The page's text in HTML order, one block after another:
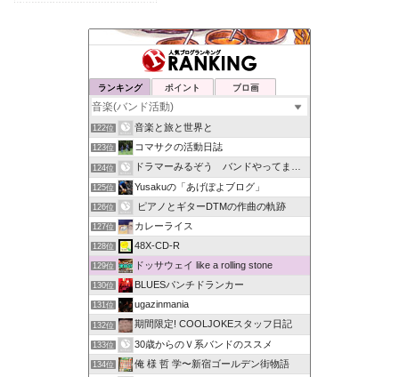
ランキング ポイント ブロ画
122位 音楽と旅と世界と
123位 コマサクの活動日誌
124位 ドラマーみるぞう バンドやってまするぅ
125位 Yusakuの「あげぽよブログ」
126位 ピアノとギターDTMの作曲の軌跡
127位 カレーライス
128位 48X-CD-R
129位 ドッサウェイ like a rolling stone
130位 BLUESパンチドランカー
131位 ugazinmania
132位 期間限定! COOLJOKEスタッフ日記
133位 30歳からのＶ系バンドのススメ
134位 俺 様 哲 学〜新宿ゴールデン街物語